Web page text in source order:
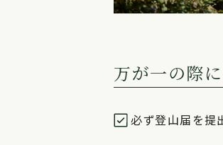
万が一の際
必ず登山届を提